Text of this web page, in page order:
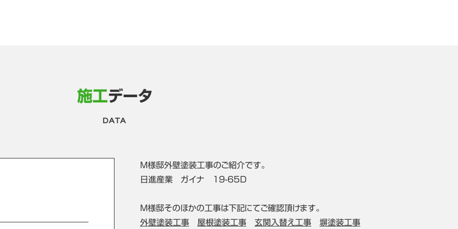
施工データ
DATA
M様邸外壁塗装工事のご紹介です。
日進産業 ガイナ 19-65Ｄ
M様邸そのほかの工事は下記にてご確認頂けます。
外壁塗装工事
屋根塗装工事 玄関入替え工事 塀塗装工事